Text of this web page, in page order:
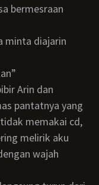
bermesraan
pantatnya yang
memakai cd,
melirik aku
wajah